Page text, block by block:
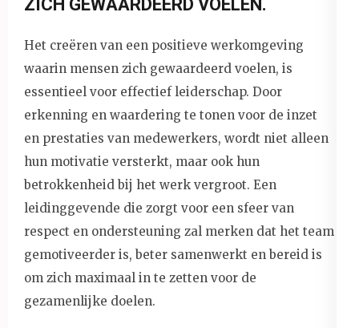
ZICH GEWAARDEERD VOELEN.
Het creëren van een positieve werkomgeving
waarin mensen zich gewaardeerd voelen, is
essentieel voor effectief leiderschap. Door
erkenning en waardering te tonen voor de inzet
en prestaties van medewerkers, wordt niet alleen
hun motivatie versterkt, maar ook hun
betrokkenheid bij het werk vergroot. Een
leidinggevende die zorgt voor een sfeer van
respect en ondersteuning zal merken dat het team
gemotiveerder is, beter samenwerkt en bereid is
om zich maximaal in te zetten voor de
gezamenlijke doelen.